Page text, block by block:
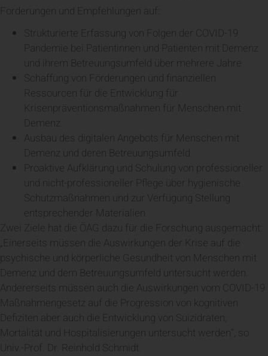
Forderungen und Empfehlungen auf:
Strukturierte Erfassung von Folgen der COVID-19
Pandemie bei Patientinnen und Patienten mit Demenz
und ihrem Betreuungsumfeld über mehrere Jahre
Schaffung von Förderungen und finanziellen
Ressourcen für die Entwicklung für
Krisenpräventionsmaßnahmen für Menschen mit
Demenz
Ausbau des digitalen Angebots für Menschen mit
Demenz und deren Betreuungsumfeld
Proaktive Aufklärung und Schulung von professioneller
und nicht-professioneller Pflege über hygienische
Schutzmaßnahmen und zur Verfügung Stellung
entsprechender Materialien
Zwei Ziele hat die ÖAG dazu für die Forschung ausgemacht:
„Einerseits müssen die Auswirkungen der Krise auf die
psychische und körperliche Gesundheit von Menschen mit
Demenz und dem Betreuungsumfeld untersucht werden.
Andererseits müssen auch die Auswirkungen vom COVID-19
Maßnahmengesetz auf die Progression von kognitiven
Defiziten aber auch die Entwicklung von Suizidraten,
Mortalität und Hospitalisierungen untersucht werden“, so
Univ.-Prof. Dr. Reinhold Schmidt.